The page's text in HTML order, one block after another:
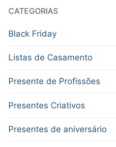
CATEGORIAS
Black Friday
Listas de Casamento
Presente de Profissões
Presentes Criativos
Presentes de aniversário